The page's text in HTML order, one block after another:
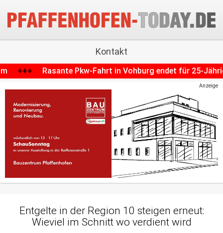
Kontakt
in Vohburg endet für 25-Jährigen mit Crash und
Anzeige
Entgelte in der Region 10 steigen erneut:
Wieviel im Schnitt wo verdient wird